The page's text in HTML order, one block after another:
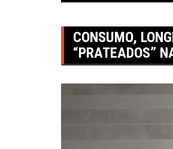
CONSUMO,
“PRATEADOS”